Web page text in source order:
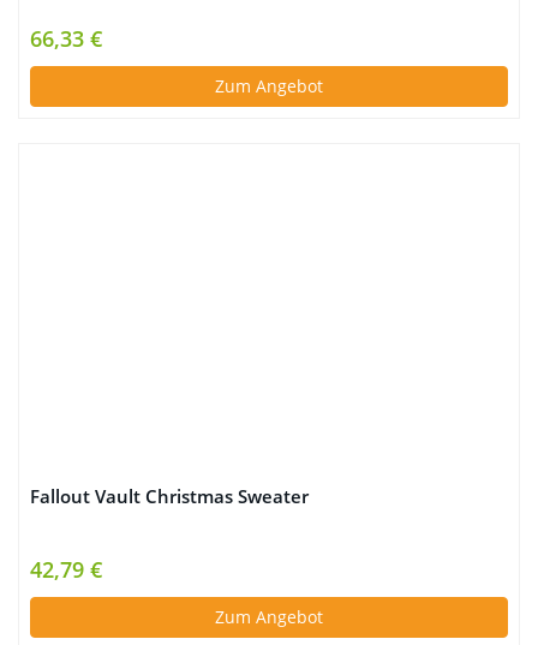
66,33 €
Zum Angebot
Fallout Vault Christmas Sweater
42,79 €
Zum Angebot